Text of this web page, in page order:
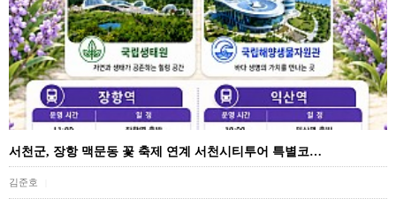
서천군, 장항 맥문동 꽃 축제 연계 서천시티투어 특별코…
김준호